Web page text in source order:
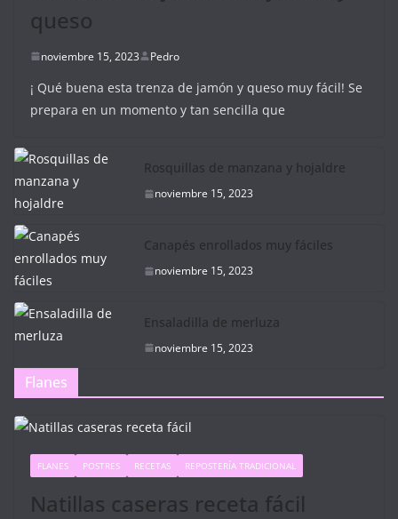
queso
noviembre 15, 2023 Pedro
¡ Qué buena esta trenza de jamón y queso muy fácil! Se
prepara en un momento y tan sencilla que
Rosquillas de manzana y hojaldre
noviembre 15, 2023
Canapés enrollados muy fáciles
noviembre 15, 2023
Ensaladilla de merluza
noviembre 15, 2023
Flanes
FLANES POSTRES RECETAS REPOSTERÍA TRADICIONAL
Natillas caseras receta fácil